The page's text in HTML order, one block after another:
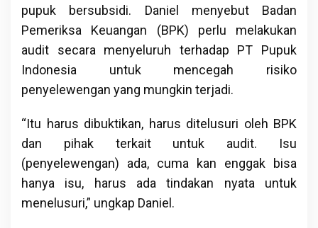
pupuk bersubsidi. Daniel menyebut Badan
Pemeriksa Keuangan (BPK) perlu melakukan
audit secara menyeluruh terhadap PT Pupuk
Indonesia untuk mencegah risiko
penyelewengan yang mungkin terjadi.
“Itu harus dibuktikan, harus ditelusuri oleh BPK
dan pihak terkait untuk audit. Isu
(penyelewengan) ada, cuma kan enggak bisa
hanya isu, harus ada tindakan nyata untuk
menelusuri,” ungkap Daniel.